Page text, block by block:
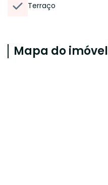
Terraço
Mapa do imóvel